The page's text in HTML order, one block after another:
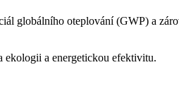
globálního oteplování (GWP) a
ekologii a energetickou efektivitu.